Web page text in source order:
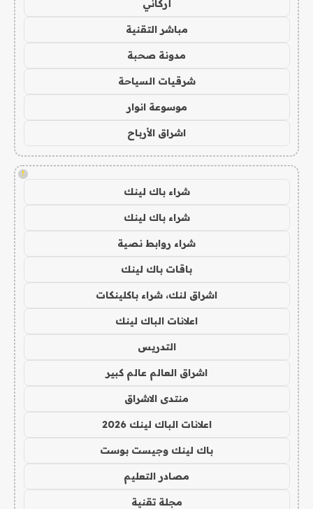
أركاني
مباشر التقنية
مدونة صحبة
شرقيات السياحة
موسوعة انوار
اشراق الأرباح
!
شراء باك لينك
شراء باك لينك
شراء روابط نصية
باقات باك لينك
اشراق لنك، شراء باكلينكات
اعلانات الباك لينك
التدريس
اشراق العالم عالم كبير
منتدى الاشراق
اعلانات الباك لينك 2026
باك لينك وجيست بوست
مصادر التعليم
مجلة تقنية